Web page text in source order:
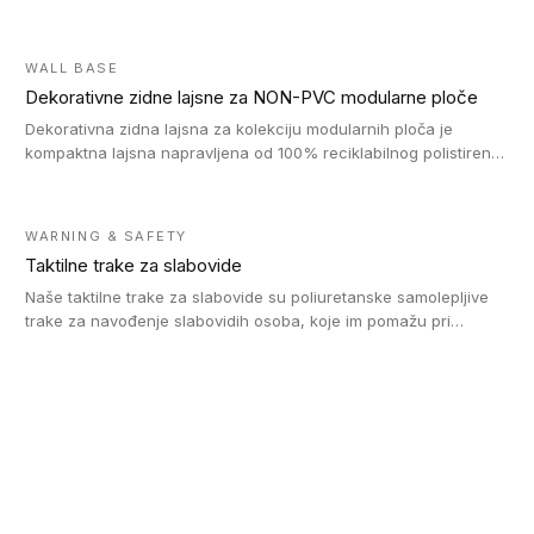
WALL BASE
Dekorativne zidne lajsne za NON-PVC modularne ploče
Dekorativna zidna lajsna za kolekciju modularnih ploča je
kompaktna lajsna napravljena od 100% reciklabilnog polistirena,
WARNING & SAFETY
Taktilne trake za slabovide
Naše taktilne trake za slabovide su poliuretanske samolepljive
trake za navođenje slabovidih osoba, koje im pomažu pri